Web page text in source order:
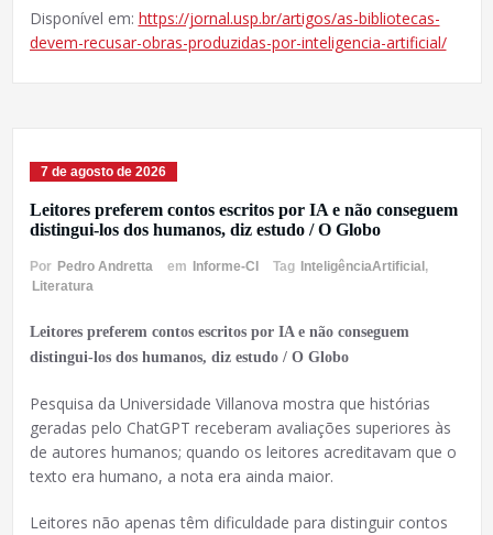
Disponível em: https://jornal.usp.br/artigos/as-bibliotecas-
devem-recusar-obras-produzidas-por-inteligencia-artificial/
7 de agosto de 2026
Leitores preferem contos escritos por IA e não conseguem
distingui-los dos humanos, diz estudo / O Globo
Por Pedro Andretta em Informe-CI Tag InteligênciaArtificial ,
Literatura
Leitores preferem contos escritos por IA e não conseguem
distingui-los dos humanos, diz estudo / O Globo
Pesquisa da Universidade Villanova mostra que histórias
geradas pelo ChatGPT receberam avaliações superiores às
de autores humanos; quando os leitores acreditavam que o
texto era humano, a nota era ainda maior.
Leitores não apenas têm dificuldade para distinguir contos